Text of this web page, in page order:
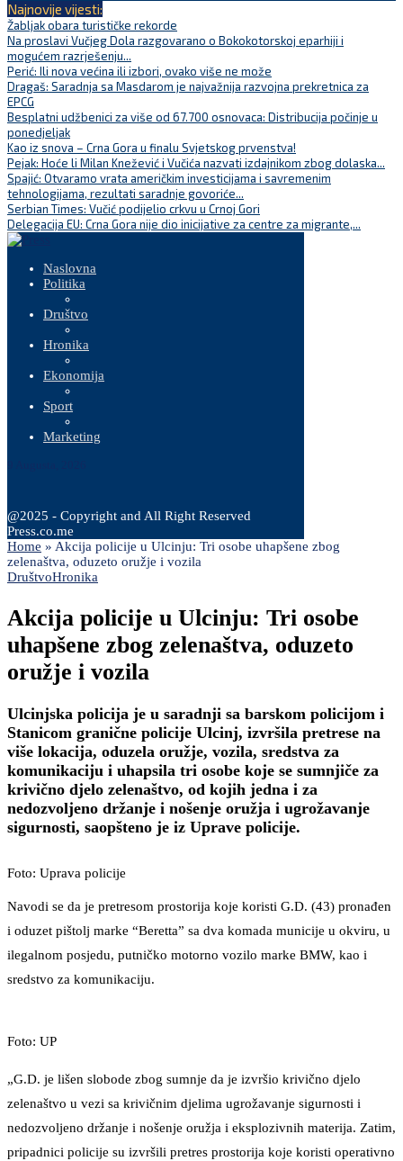
Najnovije vijesti:
Žabljak obara turističke rekorde
Na proslavi Vučjeg Dola razgovarano o Bokokotorskoj eparhiji i
mogućem razrješenju...
Perić: Ili nova većina ili izbori, ovako više ne može
Dragaš: Saradnja sa Masdarom je najvažnija razvojna prekretnica za
EPCG
Besplatni udžbenici za više od 67.700 osnovaca: Distribucija počinje u
ponedjeljak
Kao iz snova – Crna Gora u finalu Svjetskog prvenstva!
Pejak: Hoće li Milan Knežević i Vučića nazvati izdajnikom zbog dolaska...
Spajić: Otvaramo vrata američkim investicijama i savremenim
tehnologijama, rezultati saradnje govoriće...
Serbian Times: Vučić podijelio crkvu u Crnoj Gori
Delegacija EU: Crna Gora nije dio inicijative za centre za migrante,...
Naslovna
Politika
Društvo
Hronika
Ekonomija
Sport
Marketing
@2025 - Copyright and All Right Reserved
Press.co.me
Home » Akcija policije u Ulcinju: Tri osobe uhapšene zbog
zelenaštva, oduzeto oružje i vozila
DruštvoHronika
Akcija policije u Ulcinju: Tri osobe
uhapšene zbog zelenaštva, oduzeto
oružje i vozila
Ulcinjska policija je u saradnji sa barskom policijom i
Stanicom granične policije Ulcinj, izvršila pretrese na
više lokacija, oduzela oružje, vozila, sredstva za
komunikaciju i uhapsila tri osobe koje se sumnjiče za
krivično djelo zelenaštvo, od kojih jedna i za
nedozvoljeno držanje i nošenje oružja i ugrožavanje
sigurnosti, saopšteno je iz Uprave policije.
Foto: Uprava policije
Navodi se da je pretresom prostorija koje koristi G.D. (43) pronađen
i oduzet pištolj marke “Beretta” sa dva komada municije u okviru, u
ilegalnom posjedu, putničko motorno vozilo marke BMW, kao i
sredstvo za komunikaciju.
Foto: UP
„G.D. je lišen slobode zbog sumnje da je izvršio krivično djelo
zelenaštvo u vezi sa krivičnim djelima ugrožavanje sigurnosti i
nedozvoljeno držanje i nošenje oružja i eksplozivnih materija. Zatim,
pripadnici policije su izvršili pretres prostorija koje koristi operativno